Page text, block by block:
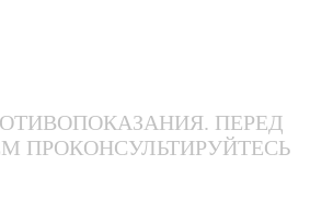
ПЕРЕД
ПРОКОНСУЛЬТИРУЙТЕСЬ